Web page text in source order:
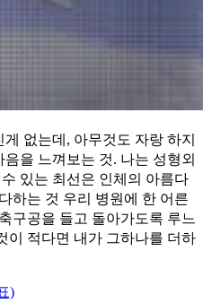
게 없는데, 아무것도 자랑 하지
을 느껴보는 것. 나는 성형외
있는 최선은 인체의 아름다
하는 것 우리 병원에 한 어른
구공을 들고 돌아가도록 루느
이 적다면 내가 그하나를 더하
)